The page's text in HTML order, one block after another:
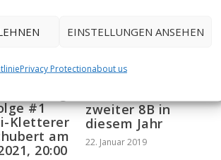
EINSTELLUNGEN ANSEHEN
Privacy Protectionabout us
#1
Kletterer
am
20:00
zweiter 8B in
diesem Jahr
22. Januar 2019